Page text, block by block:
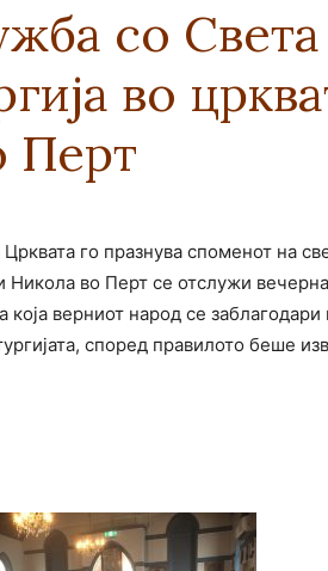
Епархија
со Света
во
Перт
го празнува споменот на
во Перт се отслужи вечерна
верниот народ се заблагодари
според правилото беше